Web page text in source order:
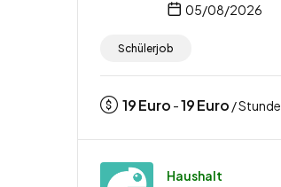
05/08/2026
Schülerjob
19Euro -19Euro / Stunde
Haushalt